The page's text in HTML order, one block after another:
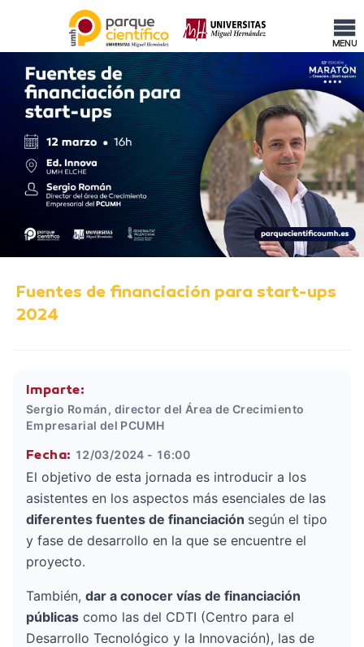
MENU
Fuentes de financiación para start-ups
2024
Imparte:
Sergio Román, director del Área de Crecimiento
Empresarial del PCUMH
Fecha: 12/03/2024 - 16:00
El objetivo de esta jornada es introducir a los
asistentes en los aspectos más esenciales de las
diferentes fuentes de financiación según el tipo
y fase de desarrollo en la que se encuentre el
proyecto.
También, dar a conocer vías de financiación
públicas como las del CDTI (Centro para el
Desarrollo Tecnológico y la Innovación), las de